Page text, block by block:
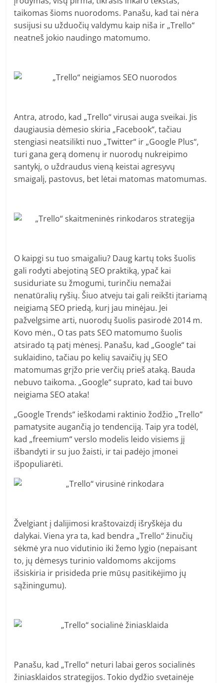
taikomas šioms nuorodoms. Panašu, kad tai nėra
susijusi su užduočių valdymu kaip niša ir „Trello“
neatneš jokio naudingo matomumo.
Antra, atrodo, kad „Trello“ virusai auga sveikai. Jis
daugiausia dėmesio skiria „Facebook“, tačiau
stengiasi neatsilikti nuo „Twitter“ ir „Google Plus“,
turi gana gerą domenų ir nuorodų nukreipimo
santykį, o uždraudus vieną keistai agresyvų
smaigalį, pastovus, bet lėtai matomas matomumas.
O kaipgi su tuo smaigaliu? Daug kartų toks šuolis
gali rodyti abejotiną SEO praktiką, ypač kai
susiduriate su žmogumi, turinčiu nemažai
nenatūralių ryšių. Šiuo atveju tai gali reikšti įtariamą
neigiamą SEO priedą, kurį jau minėjau. Jei
pažvelgsime arti, nuorodų šuolis pasirodė 2014 m.
Kovo mėn., O tas pats SEO matomumo šuolis
atsirado tą patį mėnesį. Panašu, kad „Google“ tai
suklaidino, tačiau po kelių savaičių jų SEO
matomumas grįžo prie verčių prieš ataką. Bauda
nebuvo taikoma. „Google“ suprato, kad tai buvo
neigiama SEO ataka!
„Google Trends“ ieškodami raktinio žodžio „Trello“
pamatysite augančią jo tendenciją. Taip yra todėl,
kad „freemium“ verslo modelis leido visiems jį
išbandyti ir su juo žaisti, ir tai padėjo įmonei
išpopuliarėti.
Žvelgiant į dalijimosi kraštovaizdį išryškėja du
dalykai. Viena yra ta, kad bendra „Trello“ žinučių
sėkmė yra nuo vidutinio iki žemo lygio (nepaisant
to, jų dėmesys turinio valdomoms akcijoms
išsiskiria ir prisideda prie mūsų pasitikėjimo jų
sąžiningumu).
Panašu, kad „Trello“ neturi labai geros socialinės
žiniasklaidos strategijos. Tokio dydžio svetainėje